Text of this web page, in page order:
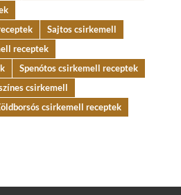
Sajtos csirkemell
receptek
Spenótos csirkemell receptek
csirkemell
csirkemell receptek